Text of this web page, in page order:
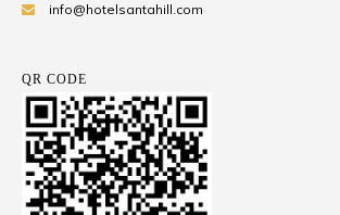
info@hotelsantahill.com
QR CODE